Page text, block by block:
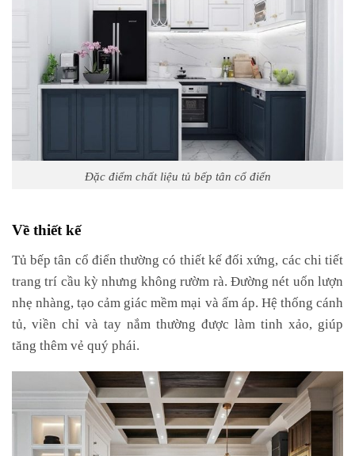
Đặc điểm chất liệu tủ bếp tân cổ điển
Về thiết kế
Tủ bếp tân cổ điển thường có thiết kế đối xứng, các chi tiết
trang trí cầu kỳ nhưng không rườm rà. Đường nét uốn lượn
nhẹ nhàng, tạo cảm giác mềm mại và ấm áp. Hệ thống cánh
tủ, viền chỉ và tay nắm thường được làm tinh xảo, giúp
tăng thêm vẻ quý phái.